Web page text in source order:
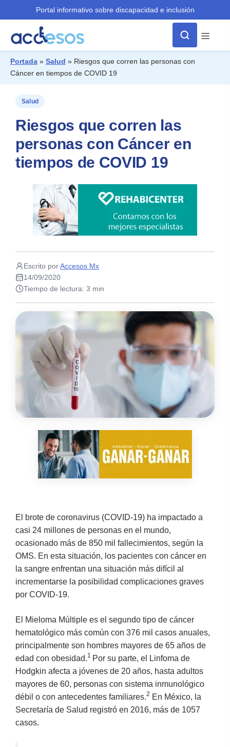
Portal informativo sobre discapacidad e inclusión
Menú
¿Qué buscas?
Portada » Salud » Riesgos que corren las personas con
Cáncer en tiempos de COVID 19
Salud
Riesgos que corren las
personas con Cáncer en
tiempos de COVID 19
Escrito porAccesos Mx
14/09/2020
Tiempo de lectura: 3 min
El brote de coronavirus (COVID-19) ha impactado a
casi 24 millones de personas en el mundo,
ocasionado más de 850 mil fallecimientos, según la
OMS. En esta situación, los pacientes con cáncer en
la sangre enfrentan una situación más difícil al
incrementarse la posibilidad complicaciones graves
por COVID-19.
El Mieloma Múltiple es el segundo tipo de cáncer
hematológico más común con 376 mil casos anuales,
principalmente son hombres mayores de 65 años de
edad con obesidad.1 Por su parte, el Linfoma de
Hodgkin afecta a jóvenes de 20 años, hasta adultos
mayores de 60, personas con sistema inmunológico
débil o con antecedentes familiares.2 En México, la
Secretaría de Salud registró en 2016, más de 1057
casos.